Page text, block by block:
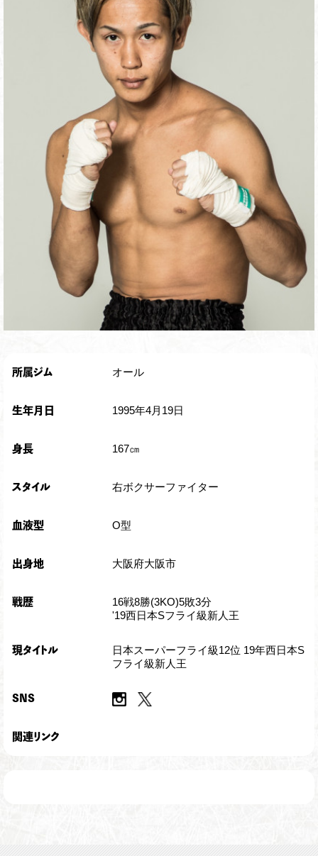
所属ジム オール
生年月日 1995年4月19日
身長 167㎝
スタイル 右ボクサーファイター
血液型 O型
出身地 大阪府大阪市
戦歴
16戦8勝(3KO)5敗3分
'19西日本Sフライ級新人王
現タイトル
日本スーパーフライ級12位 19年西日本S
フライ級新人王
SNS
関連リンク